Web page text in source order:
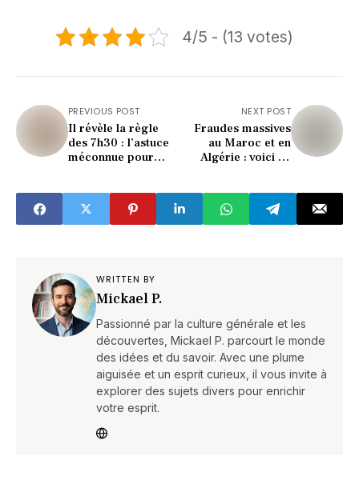
4/5 - (13 votes)
PREVIOUS POST
Il révèle la règle
des 7h30 : l’astuce
méconnue pour
NEXT POST
Fraudes massives
au Maroc et en
Algérie : voici ce
découvert
WRITTEN BY
Mickael P.
Passionné par la culture générale et les
découvertes, Mickael P. parcourt le monde
des idées et du savoir. Avec une plume
aiguisée et un esprit curieux, il vous invite à
explorer des sujets divers pour enrichir
votre esprit.